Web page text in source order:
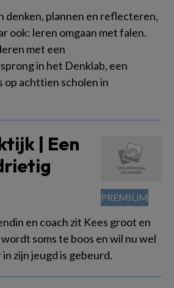
denken, plannen en reflecteren,
ook: leren omgaan met falen.
met een
in het Denklab, een
op achttien scholen in
| Een
en coach zit Kees groot en
soms te boos en wil nu wel
zijn jeugd is gebeurd.